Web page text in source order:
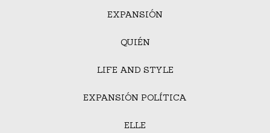
EXPANSIÓN
QUIÉN
LIFE AND STYLE
EXPANSIÓN POLÍTICA
ELLE